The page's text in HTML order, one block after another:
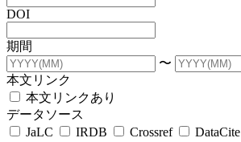
DOI
期間
〜
本文リンク
本文リンクあり
データソース
JaLC
IRDB Crossref DataCite